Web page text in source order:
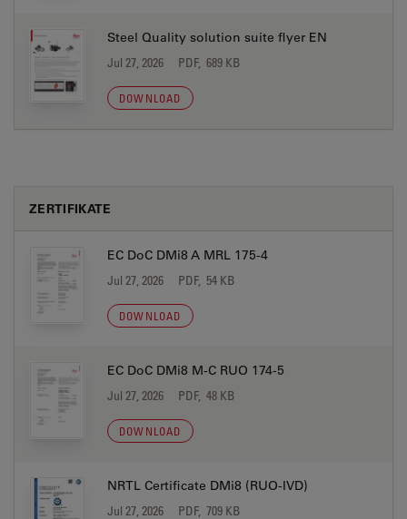
Steel Quality solution suite flyer EN
Jul 27, 2026 PDF, 689 KB
DOWNLOAD
ZERTIFIKATE
EC DoC DMi8 A MRL 175-4
Jul 27, 2026 PDF, 54 KB
DOWNLOAD
EC DoC DMi8 M-C RUO 174-5
Jul 27, 2026 PDF, 48 KB
DOWNLOAD
NRTL Certificate DMi8 (RUO-IVD)
Jul 27, 2026 PDF, 709 KB